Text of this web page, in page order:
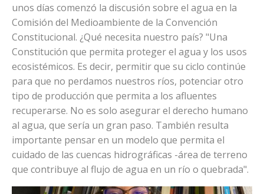
unos días comenzó la discusión sobre el agua en la
Comisión del Medioambiente de la Convención
Constitucional. ¿Qué necesita nuestro país? "Una
Constitución que permita proteger el agua y los usos
ecosistémicos. Es decir, permitir que su ciclo continúe
para que no perdamos nuestros ríos, potenciar otro
tipo de producción que permita a los afluentes
recuperarse. No es solo asegurar el derecho humano
al agua, que sería un gran paso. También resulta
importante pensar en un modelo que permita el
cuidado de las cuencas hidrográficas -área de terreno
que contribuye al flujo de agua en un río o quebrada".